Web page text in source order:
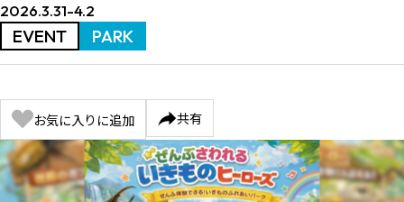
2026.3.31-4.2
EVENT PARK
お気に入りに追加 共有